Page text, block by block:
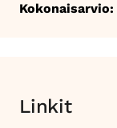
Kokonaisarvio:
Linkit